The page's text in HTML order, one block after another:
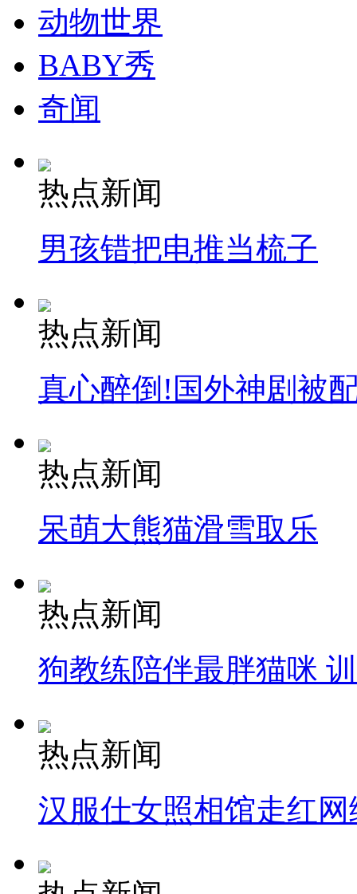
动物世界
BABY秀
奇闻
热点新闻
男孩错把电推当梳子
热点新闻
真心醉倒!国外神剧被
热点新闻
呆萌大熊猫滑雪取乐
热点新闻
狗教练陪伴最胖猫咪
热点新闻
汉服仕女照相馆走红网